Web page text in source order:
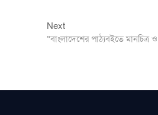
NextNext
post:
“বাংলাদেশের পাঠ্যবইতে মানচিত্র